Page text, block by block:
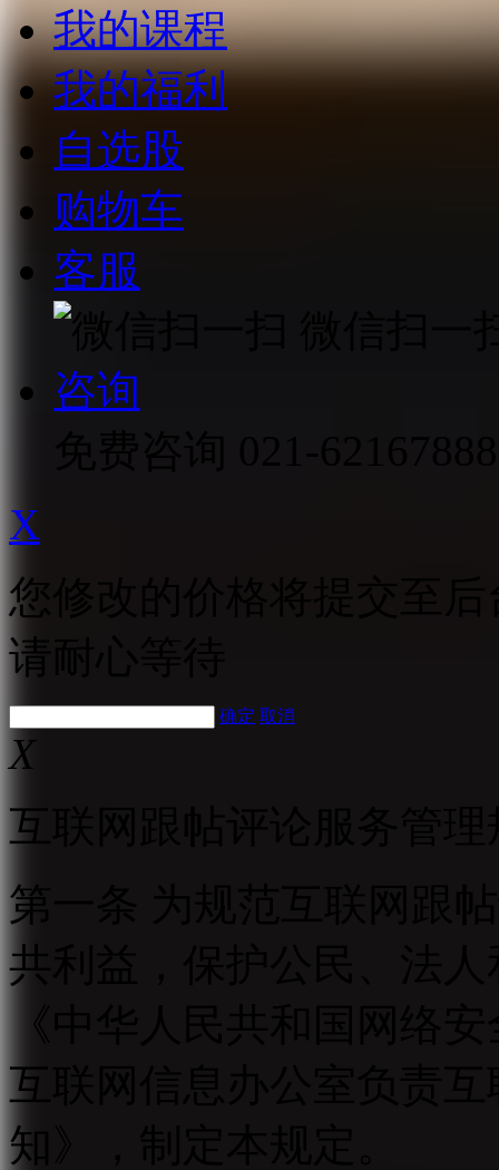
我的课程
我的福利
自选股
购物车
客服
咨询
X
您修改的价格将提交至
请耐心等待
确定 取消
X
互联网跟帖评论服务管理
第一条 为规范互联网跟
共利益，保护公民、法
互联网信息办公室负责
知》，制定本规定。